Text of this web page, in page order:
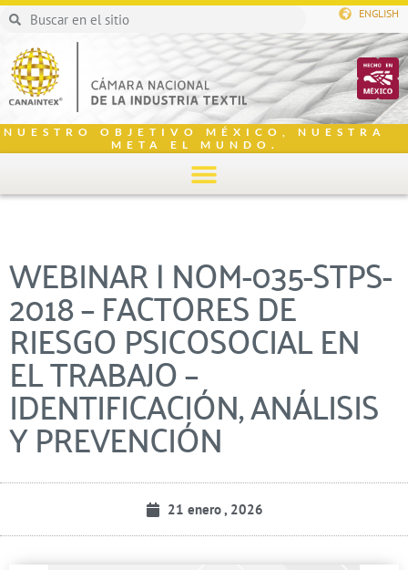
ENGLISH
NUESTRO OBJETIVO MÉXICO, NUESTRA
META EL MUNDO.
WEBINAR | NOM-035-STPS-
2018 – FACTORES DE
RIESGO PSICOSOCIAL EN
EL TRABAJO –
IDENTIFICACIÓN, ANÁLISIS
Y PREVENCIÓN
21 enero , 2026